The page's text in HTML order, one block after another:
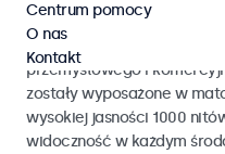
Poznaj nasze odporne na
monitory dotykowe
przemysłowego i
zostały wyposażone w
wysokiej jasności 1000
widoczność w każdym
Centrum pomocy
O nas
Kontakt